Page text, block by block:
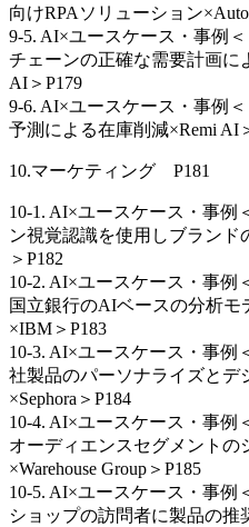
向けRPAソリューション
9-5. AI×ユースケース・事例
チェーンの正確な需要計画に
AI＞P179
9-6. AI×ユースケース・事例
予測による在庫削減×Remi AI
10.マーケティング P181
10-1. AI×ユースケース・事例
ン視覚認識を使用しブラン
＞P182
10-2. AI×ユースケース・事例
国立銀行のAIベースの分析
×IBM＞P183
10-3. AI×ユースケース・事例
社製品のパーソナライズとデ
×Sephora＞P184
10-4. AI×ユースケース・事例
オーディエンスセグメントの
×Warehouse Group＞P185
10-5. AI×ユースケース・事例
ショップの訪問者に製品の